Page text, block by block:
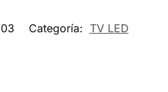
Categoría: TV LED